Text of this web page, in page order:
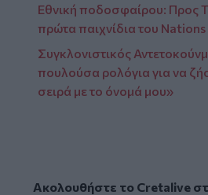
Εθνική ποδοσφαίρου: Προς
πρώτα παιχνίδια του
Συγκλονιστικός
πουλούσα ρολόγια για να
σειρά με το όνομά μου»
Ακολουθήστε το Cretalive